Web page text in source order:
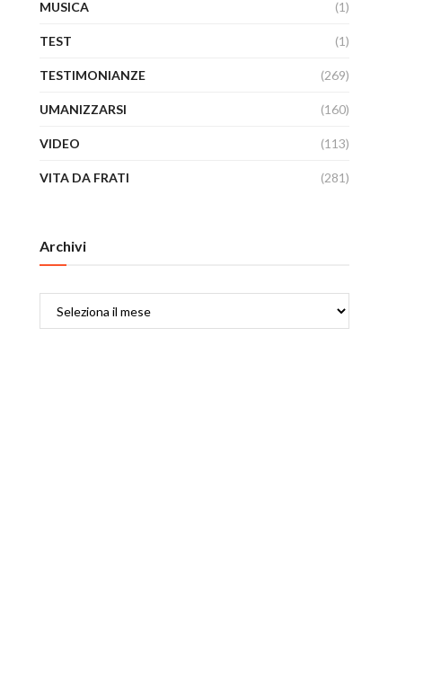
MUSICA (1)
TEST (1)
TESTIMONIANZE (269)
UMANIZZARSI (160)
VIDEO (113)
VITA DA FRATI (281)
Archivi